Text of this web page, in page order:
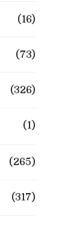
(16)
(73)
(326)
(1)
(265)
(317)